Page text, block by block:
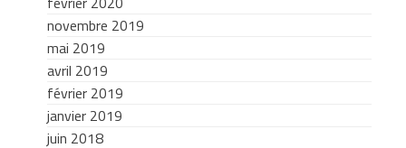
novembre 2019
mai 2019
avril 2019
février 2019
janvier 2019
juin 2018